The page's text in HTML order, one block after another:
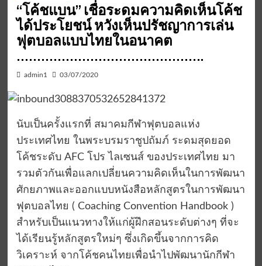
“โค้ชแบน” เชื่อระดมความคิดเห็นโค้ช
ได้ประโยชน์ หวังเห็นปรัชญาการเล่น
ฟุตบอลแบบไทยในอนาคต
……………………………………….
admin1 03/07/2020
นับเป็นครั้งแรกที่ สมาคมกีฬาฟุตบอลแห่ง
ประเทศไทย ในพระบรมราชูปถัมภ์ ระดมสุดยอด
โค้ชระดับ AFC โปร ไลเซนส์ ของประเทศไทย มา
รวมตัวกันเพื่อแลกเปลี่ยนความคิดเห็นในการพัฒนา
ศักยภาพและออกแบบหนังสือหลักสูตรในการพัฒนา
ฟุตบอลไทย ( Coaching Convention Handbook )
สำหรับเป็นแนวทางให้แก่ผู้ฝึกสอนระดับต่างๆ ที่จะ
ได้เรียนรู้หลักสูตรใหม่ๆ ซึ่งเกิดขึ้นจากการคิด
วิเคราะห์ จากโค้ชคนไทยเพื่อนำไปพัฒนานักกีฬา